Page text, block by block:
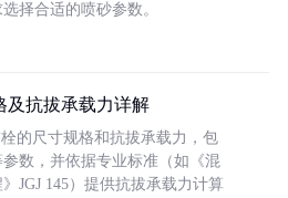
择合适的喷砂参数。
及抗拔承载力详解
的尺寸规格和抗拔承载力，包
数，并依据专业标准（如《混
JGJ 145）提供抗拔承载力计算